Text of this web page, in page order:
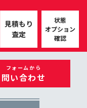
見積もり
査定
状態
オプション
確認
フォームから
問い合わせ